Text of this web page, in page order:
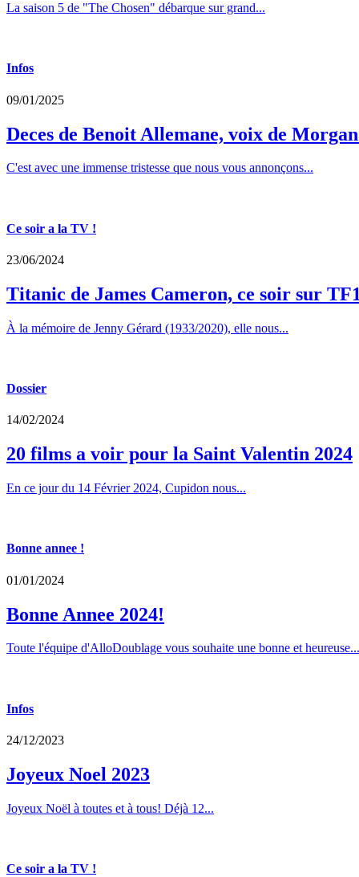
La saison 5 de "The Chosen" débarque sur grand...
Infos
09/01/2025
Deces de Benoit Allemane, voix de
C'est avec une immense tristesse que nous vous annonçons...
Ce soir a la TV !
23/06/2024
Titanic de James Cameron, ce soir sur
À la mémoire de Jenny Gérard (1933/2020), elle nous...
Dossier
14/02/2024
20 films a voir pour la Saint Valentin 2024
En ce jour du 14 Février 2024, Cupidon nous...
Bonne annee !
01/01/2024
Bonne Annee 2024!
Toute l'équipe d'AlloDoublage vous souhaite une bonne et heureuse...
Infos
24/12/2023
Joyeux Noel 2023
Joyeux Noël à toutes et à tous! Déjà 12...
Ce soir a la TV !